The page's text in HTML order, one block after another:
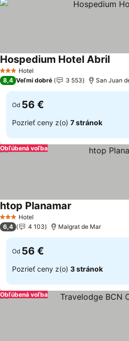
3 Počet hviezdičiek
Hotel
Hospedium Hotel Abril
8,4 Veľmi dobré 3 553 San Juan
Od 56 €
Pozrieť ceny z(o) 7 stránok
Obľúbená voľba
3 Počet hviezdičiek
Hotel
htop Planamar
6,4 4 103 Malgrat de Mar
Od 56 €
Pozrieť ceny z(o) 3 stránok
Obľúbená voľba